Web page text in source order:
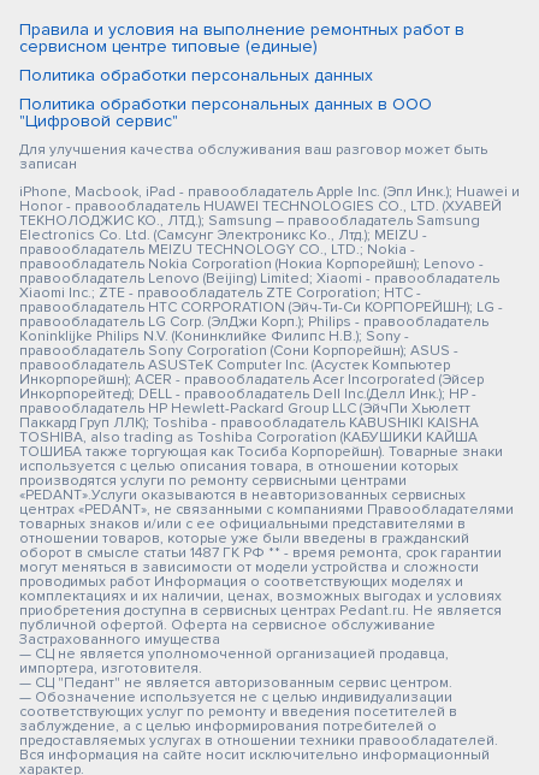
Правила и условия на выполнение ремонтных работ в
сервисном центре типовые (единые)
Политика обработки персональных данных
Политика обработки персональных данных в ООО
"Цифровой сервис"
Для улучшения качества обслуживания ваш разговор может быть
записан
iPhone, Macbook, iPad - правообладатель Apple Inc. (Эпл Инк.); Huawei и
Honor - правообладатель HUAWEI TECHNOLOGIES CO., LTD. (ХУАВЕЙ
ТЕКНОЛОДЖИС КО., ЛТД.); Samsung – правообладатель Samsung
Electronics Co. Ltd. (Самсунг Электроникс Ко., Лтд.); MEIZU -
правообладатель MEIZU TECHNOLOGY CO., LTD.; Nokia -
правообладатель Nokia Corporation (Нокиа Корпорейшн); Lenovo -
правообладатель Lenovo (Beijing) Limited; Xiaomi - правообладатель
Xiaomi Inc.; ZTE - правообладатель ZTE Corporation; HTC -
правообладатель HTC CORPORATION (Эйч-Ти-Си КОРПОРЕЙШН); LG -
правообладатель LG Corp. (ЭлДжи Корп.); Philips - правообладатель
Koninklijke Philips N.V. (Конинклийке Филипс Н.В.); Sony -
правообладатель Sony Corporation (Сони Корпорейшн); ASUS -
правообладатель ASUSTeK Computer Inc. (Асустек Компьютер
Инкорпорейшн); ACER - правообладатель Acer Incorporated (Эйсер
Инкорпорейтед); DELL - правообладатель Dell Inc.(Делл Инк.); HP -
правообладатель HP Hewlett-Packard Group LLC (ЭйчПи Хьюлетт
Паккард Груп ЛЛК); Toshiba - правообладатель KABUSHIKI KAISHA
TOSHIBA, also trading as Toshiba Corporation (КАБУШИКИ КАЙША
ТОШИБА также торгующая как Тосиба Корпорейшн). Товарные знаки
используется с целью описания товара, в отношении которых
производятся услуги по ремонту сервисными центрами
«PEDANT».Услуги оказываются в неавторизованных сервисных
центрах «PEDANT», не связанными с компаниями Правообладателями
товарных знаков и/или с ее официальными представителями в
отношении товаров, которые уже были введены в гражданский
оборот в смысле статьи 1487 ГК РФ ** - время ремонта, срок гарантии
могут меняться в зависимости от модели устройства и сложности
проводимых работ Информация о соответствующих моделях и
комплектациях и их наличии, ценах, возможных выгодах и условиях
приобретения доступна в сервисных центрах Pedant.ru. Не является
публичной офертой. Оферта на сервисное обслуживание
Застрахованного имущества
— СЦ не является уполномоченной организацией продавца,
импортера, изготовителя.
— СЦ "Педант" не является авторизованным сервис центром.
— Обозначение используется не с целью индивидуализации
соответствующих услуг по ремонту и введения посетителей в
заблуждение, а с целью информирования потребителей о
предоставляемых услугах в отношении техники правообладателей.
Вся информация на сайте носит исключительно информационный
характер.